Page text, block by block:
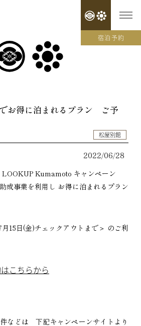
宿泊予約
お得に泊まれるプラン ご予
松屋別館
2022/06/28
LOOKUP Kumamoto キャンペーン
成事業を利用し お得に泊まれるプラン
15日(金)チェックアウトまで＞ のご利
こちらから
などは 下記キャンペーンサイトより